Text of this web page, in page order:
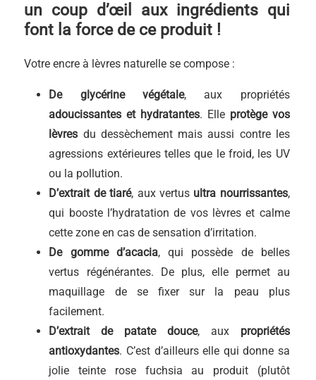
un coup d’œil aux ingrédients qui
font la force de ce produit !
Votre encre à lèvres naturelle se compose :
De glycérine végétale, aux propriétés
adoucissantes et hydratantes. Elle protège vos
lèvres du dessèchement mais aussi contre les
agressions extérieures telles que le froid, les UV
ou la pollution.
D’extrait de tiaré, aux vertus ultra nourrissantes,
qui booste l’hydratation de vos lèvres et calme
cette zone en cas de sensation d’irritation.
De gomme d’acacia, qui possède de belles
vertus régénérantes. De plus, elle permet au
maquillage de se fixer sur la peau plus
facilement.
D’extrait de patate douce, aux propriétés
antioxydantes. C’est d’ailleurs elle qui donne sa
jolie teinte rose fuchsia au produit (plutôt